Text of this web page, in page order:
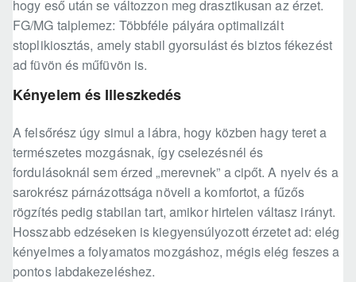
hogy eső után se változzon meg drasztikusan az érzet.
FG/MG talplemez: Többféle pályára optimalizált
stoplikiosztás, amely stabil gyorsulást és biztos fékezést
ad füvön és műfüvön is.
Kényelem és Illeszkedés
A felsőrész úgy simul a lábra, hogy közben hagy teret a
természetes mozgásnak, így cselezésnél és
fordulásoknál sem érzed „merevnek” a cipőt. A nyelv és a
sarokrész párnázottsága növeli a komfortot, a fűzős
rögzítés pedig stabilan tart, amikor hirtelen váltasz irányt.
Hosszabb edzéseken is kiegyensúlyozott érzetet ad: elég
kényelmes a folyamatos mozgáshoz, mégis elég feszes a
pontos labdakezeléshez.